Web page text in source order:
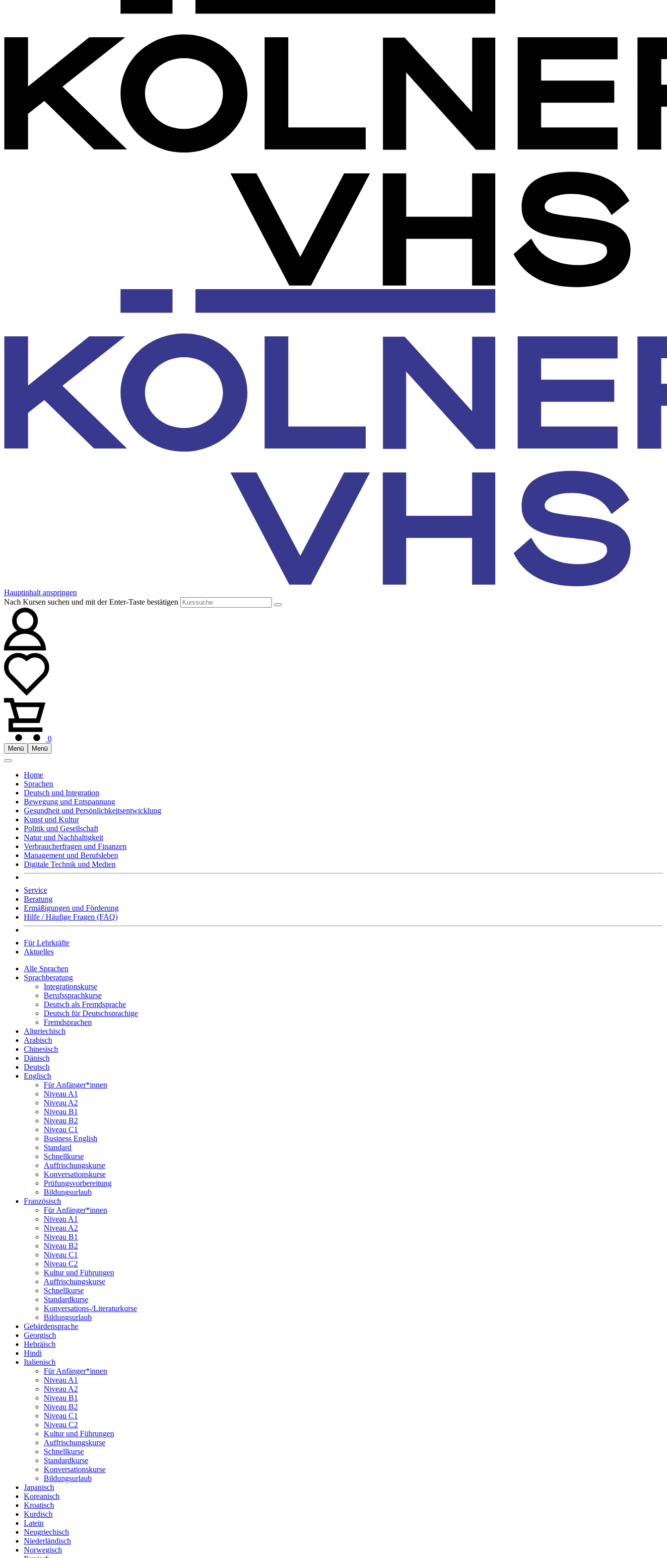
Hauptinhalt anspringen
Nach Kursen suchen und mit der Enter-Taste bestätigen
0
Menü Menü
Home
Sprachen
Deutsch und Integration
Bewegung und Entspannung
Gesundheit und Persönlichkeitsentwicklung
Kunst und Kultur
Politik und Gesellschaft
Natur und Nachhaltigkeit
Verbraucherfragen und Finanzen
Management und Berufsleben
Digitale Technik und Medien
Service
Beratung
Ermäßigungen und Förderung
Hilfe / Häufige Fragen (FAQ)
Für Lehrkräfte
Aktuelles
Alle Sprachen
Sprachberatung
Integrationskurse
Berufssprachkurse
Deutsch als Fremdsprache
Deutsch für Deutschsprachige
Fremdsprachen
Altgriechisch
Arabisch
Chinesisch
Dänisch
Deutsch
Englisch
Für Anfänger*innen
Niveau A1
Niveau A2
Niveau B1
Niveau B2
Niveau C1
Business English
Standard
Schnellkurse
Auffrischungskurse
Konversationskurse
Prüfungsvorbereitung
Bildungsurlaub
Französisch
Für Anfänger*innen
Niveau A1
Niveau A2
Niveau B1
Niveau B2
Niveau C1
Niveau C2
Kultur und Führungen
Auffrischungskurse
Schnellkurse
Standardkurse
Konversations-/Literaturkurse
Bildungsurlaub
Gebärdensprache
Georgisch
Hebräisch
Hindi
Italienisch
Für Anfänger*innen
Niveau A1
Niveau A2
Niveau B1
Niveau B2
Niveau C1
Niveau C2
Kultur und Führungen
Auffrischungskurse
Schnellkurse
Standardkurse
Konversationskurse
Bildungsurlaub
Japanisch
Koreanisch
Kroatisch
Kurdisch
Latein
Neugriechisch
Niederländisch
Norwegisch